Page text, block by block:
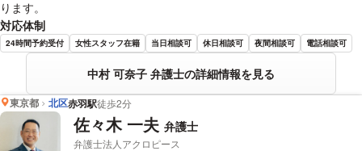
ります。
対応体制
24時間予約受付 女性スタッフ在籍 当日相談可 休日相談可 夜間相談可 電話相談可
中村 可奈子 弁護士の詳細情報を見る
東京都 北区赤羽駅徒歩2分
佐々木 一夫 弁護士
弁護士法人アクロピース